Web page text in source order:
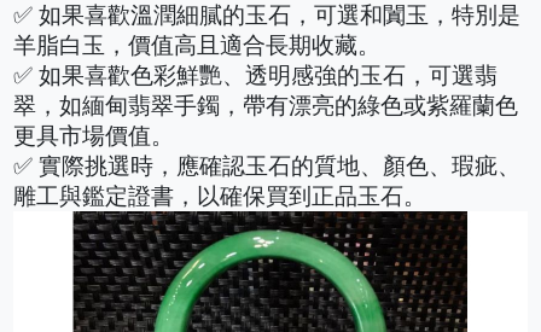
✅ 如果喜歡溫潤細膩的玉石，可選和闐玉，特別是
羊脂白玉，價值高且適合長期收藏。
✅ 如果喜歡色彩鮮艷、透明感強的玉石，可選翡
翠，如緬甸翡翠手鐲，帶有漂亮的綠色或紫羅蘭色
更具市場價值。
✅ 實際挑選時，應確認玉石的質地、顏色、瑕疵、
雕工與鑑定證書，以確保買到正品玉石。